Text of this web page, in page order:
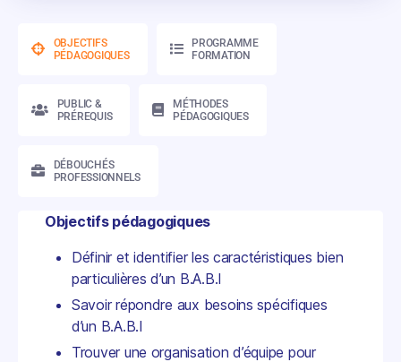
OBJECTIFS
PÉDAGOGIQUES
PROGRAMME
FORMATION
PUBLIC &
PRÉREQUIS
MÉTHODES
PÉDAGOGIQUES
DÉBOUCHÉS
PROFESSIONNELS
Objectifs pédagogiques
Définir et identifier les caractéristiques bien
particulières d’un B.A.B.I
Savoir répondre aux besoins spécifiques
d’un B.A.B.I
Trouver une organisation d’équipe pour